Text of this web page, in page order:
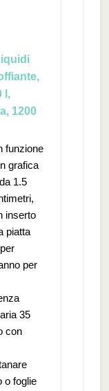
l,
1200
funzione
grafica
1.5
inserto
piatta
per
35
con
o foglie